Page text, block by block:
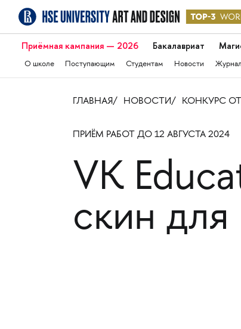
Приёмная кампания — 2026 Бакалавриат
О школе Поступающим Студентам Новости Журнал
ГЛАВНАЯ НОВОСТИ КОНКУРС ОТ
ПРИЁМ РАБОТ ДО 12 АВГУСТА 2024
VK
скин